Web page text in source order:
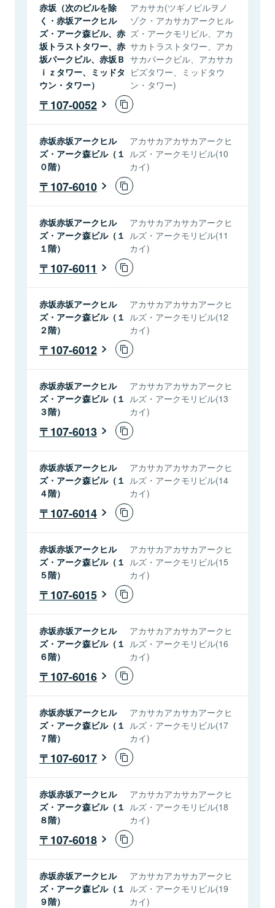
赤坂（次のビルを除
く・赤坂アークヒル
ズ・アーク森ビル、赤
坂トラストタワー、赤
坂パークビル、赤坂Ｂ
ｉｚタワー、ミッドタ
ウン・タワー）
アカサカ(ツギノビルヲノ
ゾク・アカサカアークヒル
ズ・アークモリビル、アカ
サカトラストタワー、アカ
サカパークビル、アカサカ
ビズタワー、ミッドタウ
ン・タワー)
107-0052
赤坂赤坂アークヒル
ズ・アーク森ビル（１
０階）
アカサカアカサカアークヒ
ルズ・アークモリビル(10
カイ)
107-6010
赤坂赤坂アークヒル
ズ・アーク森ビル（１
１階）
アカサカアカサカアークヒ
ルズ・アークモリビル(11
カイ)
107-6011
赤坂赤坂アークヒル
ズ・アーク森ビル（１
２階）
アカサカアカサカアークヒ
ルズ・アークモリビル(12
カイ)
107-6012
赤坂赤坂アークヒル
ズ・アーク森ビル（１
３階）
アカサカアカサカアークヒ
ルズ・アークモリビル(13
カイ)
107-6013
赤坂赤坂アークヒル
ズ・アーク森ビル（１
４階）
アカサカアカサカアークヒ
ルズ・アークモリビル(14
カイ)
107-6014
赤坂赤坂アークヒル
ズ・アーク森ビル（１
５階）
アカサカアカサカアークヒ
ルズ・アークモリビル(15
カイ)
107-6015
赤坂赤坂アークヒル
ズ・アーク森ビル（１
６階）
アカサカアカサカアークヒ
ルズ・アークモリビル(16
カイ)
107-6016
赤坂赤坂アークヒル
ズ・アーク森ビル（１
７階）
アカサカアカサカアークヒ
ルズ・アークモリビル(17
カイ)
107-6017
赤坂赤坂アークヒル
ズ・アーク森ビル（１
８階）
アカサカアカサカアークヒ
ルズ・アークモリビル(18
カイ)
107-6018
赤坂赤坂アークヒル
ズ・アーク森ビル（１
９階）
アカサカアカサカアークヒ
ルズ・アークモリビル(19
カイ)